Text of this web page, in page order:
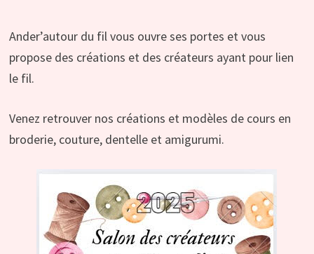
Ander’autour du fil vous ouvre ses portes et vous
propose des créations et des créateurs ayant pour lien
le fil.
Venez retrouver nos créations et modèles de cours en
broderie, couture, dentelle et amigurumi.